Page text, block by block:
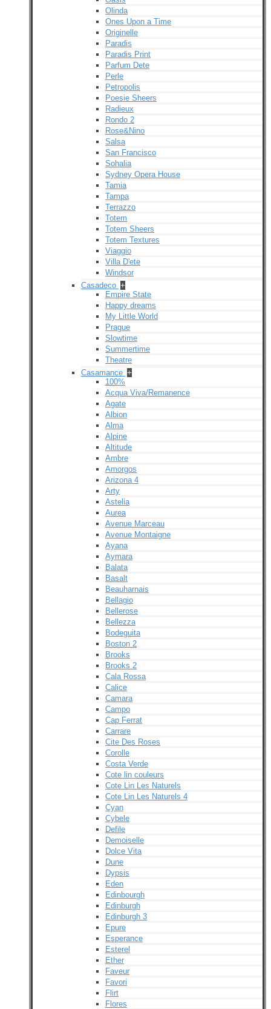
Olinda
Ones Upon a Time
Originelle
Paradis
Paradis Print
Parfum Dete
Perle
Petropolis
Poesie Sheers
Radieux
Rondo 2
Rose&Nino
Salsa
San Francisco
Sohalia
Sydney Opera House
Tamia
Tampa
Terrazzo
Totem
Totem Sheers
Totem Textures
Viaggio
Villa D'ete
Windsor
Casadeco +
Empire State
Happy dreams
My Little World
Prague
Slowtime
Summertime
Theatre
Casamance +
100%
Acqua Viva/Remanence
Agate
Albion
Alma
Alpine
Altitude
Ambre
Amorgos
Arizona 4
Arty
Astelia
Aurea
Avenue Marceau
Avenue Montaigne
Ayana
Aymara
Balata
Basalt
Beauharnais
Bellagio
Bellerose
Bellezza
Bodeguita
Boston 2
Brooks
Brooks 2
Cala Rossa
Calice
Camara
Campo
Cap Ferrat
Carrare
Cite Des Roses
Corolle
Costa Verde
Cote lin couleurs
Cote Lin Les Naturels
Cote Lin Les Naturels 4
Cyan
Cybele
Defile
Demoiselle
Dolce Vita
Dune
Dypsis
Eden
Edinbourgh
Edinburgh
Edinburgh 3
Epure
Esperance
Esterel
Ether
Faveur
Favori
Flirt
Flores